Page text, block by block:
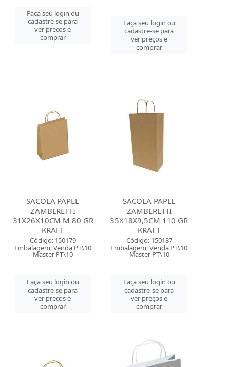
Faça seu login ou
cadastre-se para
ver preços e
comprar
Faça seu login ou
cadastre-se para
ver preços e
comprar
SACOLA PAPEL
ZAMBERETTI
31X26X10CM M 80 GR
KRAFT
Código: 150179
Embalagem: Venda PT\10
Master PT\10
Faça seu login ou
cadastre-se para
ver preços e
comprar
SACOLA PAPEL
ZAMBERETTI
35X18X9,5CM 110 GR
KRAFT
Código: 150187
Embalagem: Venda PT\10
Master PT\10
Faça seu login ou
cadastre-se para
ver preços e
comprar